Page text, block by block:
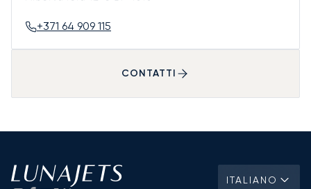
+371 64 909 115
CONTATTI
ITALIANO